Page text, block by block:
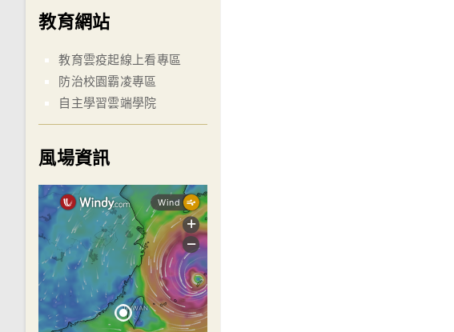
教育網站
教育雲疫起線上看專區
防治校園霸凌專區
自主學習雲端學院
風場資訊